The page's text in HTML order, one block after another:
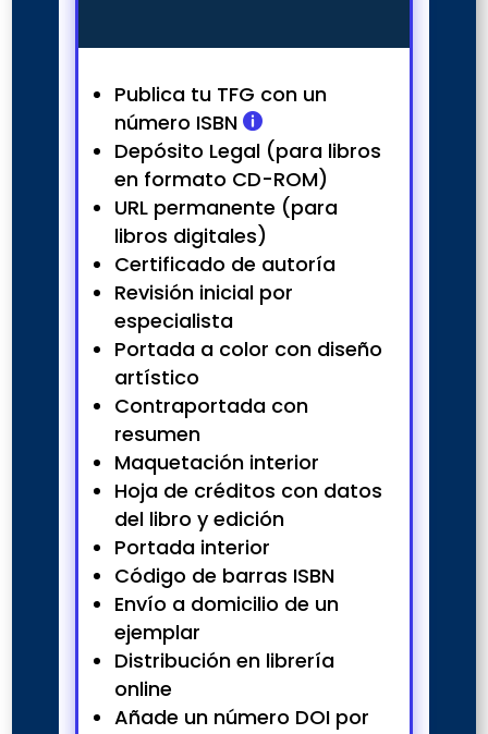
Publica tu TFG con un
número ISBN 
Depósito Legal (para libros
en formato CD-ROM)
URL permanente (para
libros digitales)
Certificado de autoría
Revisión inicial por
especialista
Portada a color con diseño
artístico
Contraportada con
resumen
Maquetación interior
Hoja de créditos con datos
del libro y edición
Portada interior
Código de barras ISBN
Envío a domicilio de un
ejemplar
Distribución en librería
online
Añade un número DOI por